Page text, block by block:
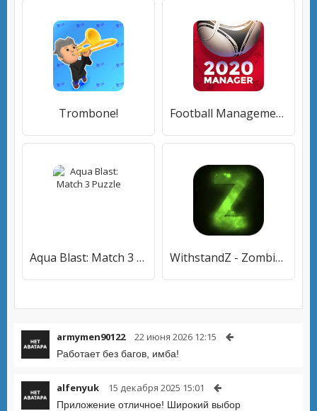
Trombone! Football Management Ultra 2020 - Manager Game
Aqua Blast: Match 3 Puzzle WithstandZ - Zombie Survival!
armymen90122 22 июня 2026 12:15
Работает без багов, имба!
alfenyuk 15 декабря 2025 15:01
Приложение отличное! Широкий выбор